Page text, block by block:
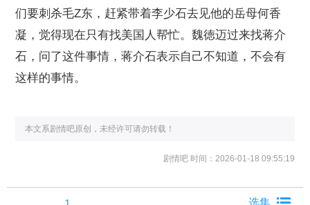
们要刺杀毛Z东，赶紧带着李少石去见他的岳母何香
凝，觉得现在只有找美国人帮忙。魏徳迈过来找蒋介
石，问了这件事情，蒋介石表示自己不知道，不会有
这样的事情。
本文系剧情吧原创，未经许可请勿转载！
剧情吧时间：2026-01-18 09:55:19